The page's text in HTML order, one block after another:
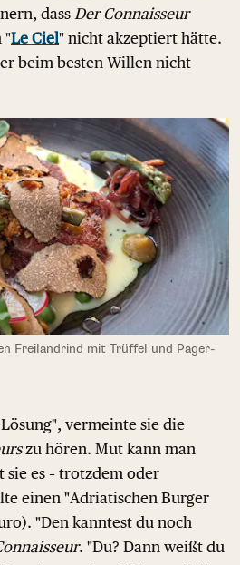
dass Der Connaisseur
"Le Ciel" nicht akzeptiert hätte.
beim besten Willen nicht
Freilandrind mit Trüffel und Pager-
vermeinte sie die
zu hören. Mut kann man
es – trotzdem oder
einen "Adriatischen Burger
"Den kanntest du noch
. "Du? Dann weißt du